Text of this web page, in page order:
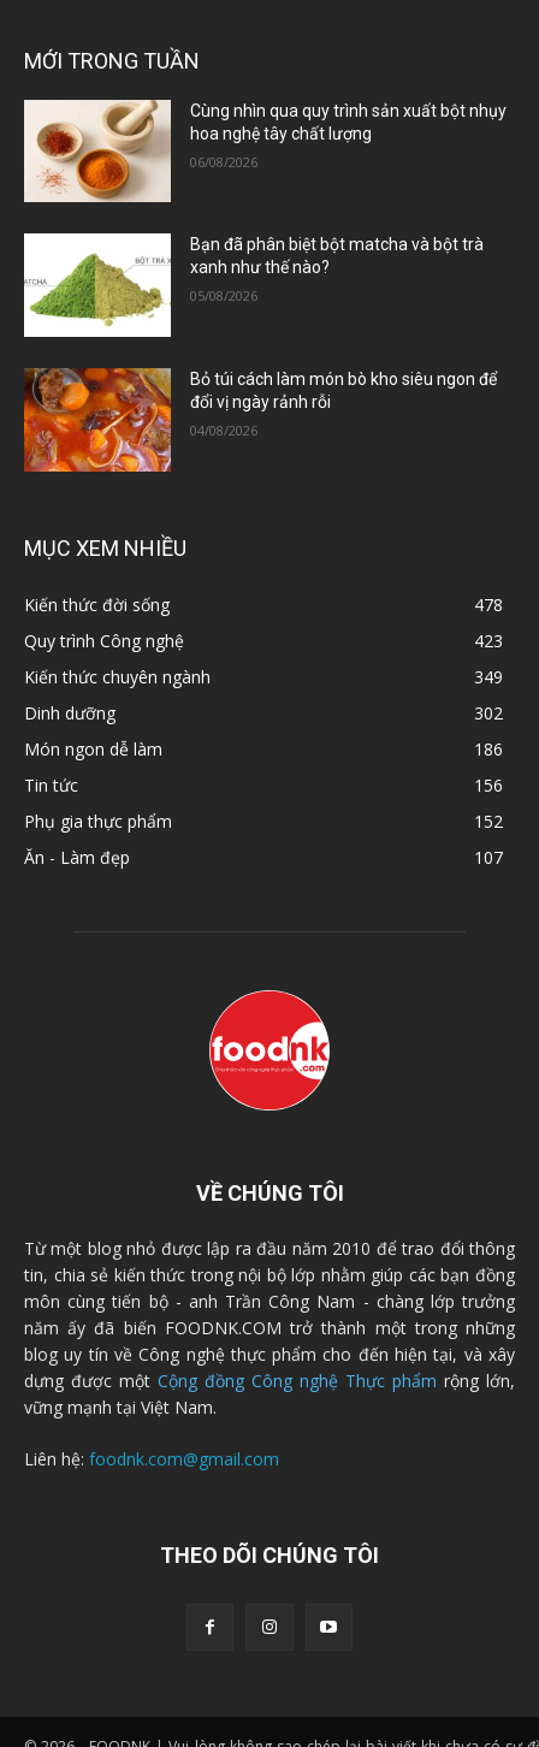
MỚI TRONG TUẦN
Cùng nhìn qua quy trình sản xuất bột nhụy
hoa nghệ tây chất lượng
06/08/2026
Bạn đã phân biệt bột matcha và bột trà
xanh như thế nào?
05/08/2026
Bỏ túi cách làm món bò kho siêu ngon để
đổi vị ngày rảnh rỗi
04/08/2026
MỤC XEM NHIỀU
Kiến thức đời sống
478
Quy trình Công nghệ
423
Kiến thức chuyên ngành
349
Dinh dưỡng
302
Món ngon dễ làm
186
Tin tức
156
Phụ gia thực phẩm
152
Ăn - Làm đẹp
107
VỀ CHÚNG TÔI
Từ một blog nhỏ được lập ra đầu năm 2010 để trao đổi thông
tin, chia sẻ kiến thức trong nội bộ lớp nhằm giúp các bạn đồng
môn cùng tiến bộ - anh Trần Công Nam - chàng lớp trưởng
năm ấy đã biến FOODNK.COM trở thành một trong những
blog uy tín về Công nghệ thực phẩm cho đến hiện tại, và xây
dựng được một Cộng đồng Công nghệ Thực phẩm rộng lớn,
vững mạnh tại Việt Nam.
Liên hệ: foodnk.com@gmail.com
THEO DÕI CHÚNG TÔI